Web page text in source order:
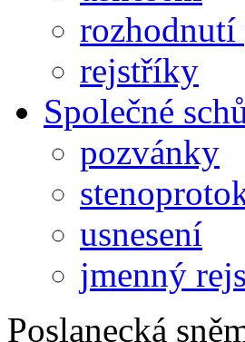
rozhodnutí
rejstříky
Společné
pozvánky
usnesení
jmenný
Poslanecká